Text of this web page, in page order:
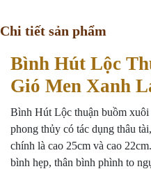
Chi tiết sản phẩm
Bình Hút Lộc
Gió Men Xanh
Bình Hút Lộc thuận buồm
phong thủy có tác dụng thâu
chính là cao 25cm và cao
bình hẹp, thân bình phình to